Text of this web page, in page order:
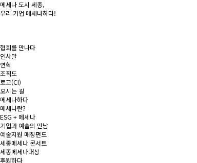
메세나 도시 세종,
우리 기업 메세나하다!
협회를 만나다
인사말
연혁
조직도
로고(CI)
오시는 길
메세나하다
메세나란?
ESG + 메세나
기업과 예술의 만남
예술지원 매칭펀드
세종메세나 콘서트
세종메세나대상
후원하다